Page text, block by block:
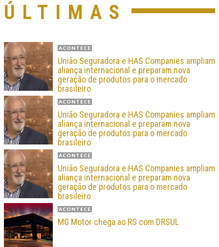
ÚLTIMAS
ACONTECE
União Seguradora e HAS Companies ampliam
aliança internacional e preparam nova
geração de produtos para o mercado
brasileiro
ACONTECE
União Seguradora e HAS Companies ampliam
aliança internacional e preparam nova
geração de produtos para o mercado
brasileiro
ACONTECE
União Seguradora e HAS Companies ampliam
aliança internacional e preparam nova
geração de produtos para o mercado
brasileiro
ACONTECE
MG Motor chega ao RS com DRSUL